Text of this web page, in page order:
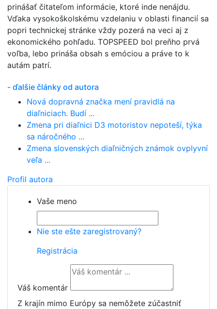
prinášať čitateľom informácie, ktoré inde nenájdu.
Vďaka vysokoškolskému vzdelaniu v oblasti financií sa
popri technickej stránke vždy pozerá na veci aj z
ekonomického pohľadu. TOPSPEED bol preňho prvá
voľba, lebo prináša obsah s emóciou a práve to k
autám patrí.
- ďalšie články od autora
Nová dopravná značka mení pravidlá na
diaľniciach. Budí ...
Zmena pri diaľnici D3 motoristov nepoteší, týka
sa náročného ...
Zmena slovenských diaľničných známok ovplyvní
veľa ...
Profil autora
Vaše meno
Nie ste ešte zaregistrovaný?
Registrácia
Váš komentár
Z krajín mimo Európy sa nemôžete zúčastniť